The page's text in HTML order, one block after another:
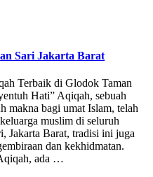
Sari Jakarta Barat
Terbaik di Glodok Taman
Hati” Aqiqah, sebuah
makna bagi umat Islam, telah
muslim di seluruh
Jakarta Barat, tradisi ini juga
dan kekhidmatan.
ada …